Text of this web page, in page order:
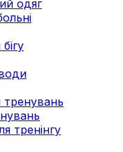
одяг
тренувань
тренінгу